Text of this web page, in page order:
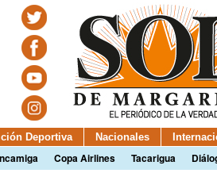
Deportiva Nacionales
Copa Airlines Tacarigua